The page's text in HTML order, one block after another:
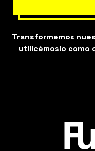
Transformemos
utilicémoslo como